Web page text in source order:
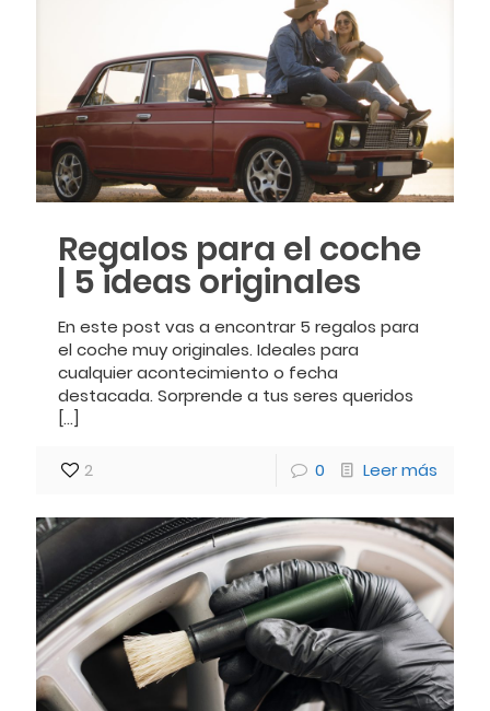
Regalos para el coche
| 5 ideas originales
En este post vas a encontrar 5 regalos para
el coche muy originales. Ideales para
cualquier acontecimiento o fecha
destacada. Sorprende a tus seres queridos
[…]
2 0 Leer más